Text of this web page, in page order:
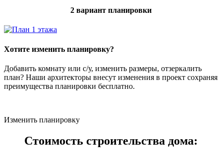
2 вариант планировки
Хотите изменить планировку?
Добавить комнату или с/у, изменить размеры, отзеркалить
план? Наши архитекторы внесут изменения в проект сохраняя
преимущества планировки бесплатно.
Изменить планировку
Стоимость строительства дома: